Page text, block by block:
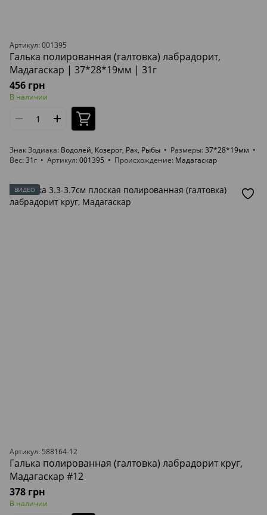
Артикул: 001395
Галька полированная (галтовка) лабрадорит,
Мадагаскар | 37*28*19мм | 31г
456 грн
В наличии
Знак Зодиака Водолей, Козерог, Рак, Рыбы Размеры 37*28*19мм
Вес 31г Артикул 001395 Происхождение Мадагаскар
ВИДЕО
Артикул: 588164-12
Галька полированная (галтовка) лабрадорит круг,
Мадагаскар #12
378 грн
В наличии